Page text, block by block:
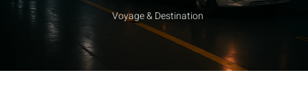
Voyage & Destination